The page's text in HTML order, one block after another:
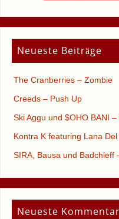
Neueste Beiträge
The Cranberries – Zombie
Creeds – Push Up
Ski Aggu und $OHO BANI
Kontra K featuring Lana
SIRA, Bausa und Badchieff
Neueste